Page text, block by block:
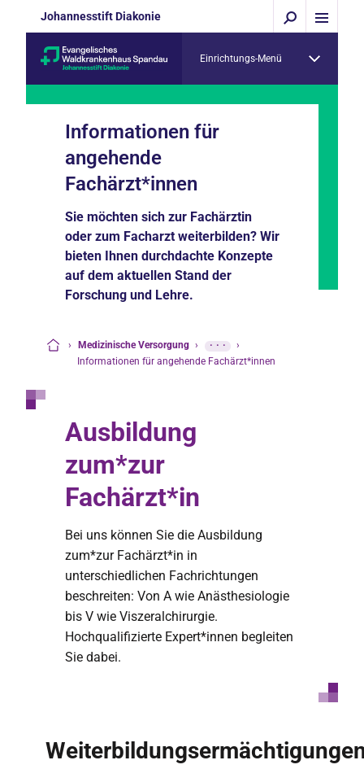
Johannesstift Diakonie
Einrichtungs-Menü
Informationen für
angehende
Fachärzt*innen
Sie möchten sich zur Fachärztin
oder zum Facharzt weiterbilden? Wir
bieten Ihnen durchdachte Konzepte
auf dem aktuellen Stand der
Forschung und Lehre.
› Medizinische Versorgung › ···
›
Informationen für angehende Fachärzt*innen
Ausbildung
zum*zur
Fachärzt*in
Bei uns können Sie die Ausbildung
zum*zur Fachärzt*in in
unterschiedlichen Fachrichtungen
beschreiten: Von A wie Anästhesiologie
bis V wie Viszeralchirurgie.
Hochqualifizierte Expert*innen begleiten
Sie dabei.